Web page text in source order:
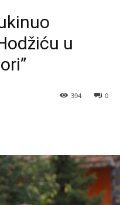
u
0
394